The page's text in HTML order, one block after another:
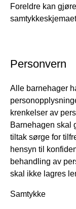
Foreldre kan
Personvern
Alle barnehager
krenkelser av
Barnehagen skal
tiltak sørge for
hensyn til
behandling av
skal ikke lagres
Samtykke